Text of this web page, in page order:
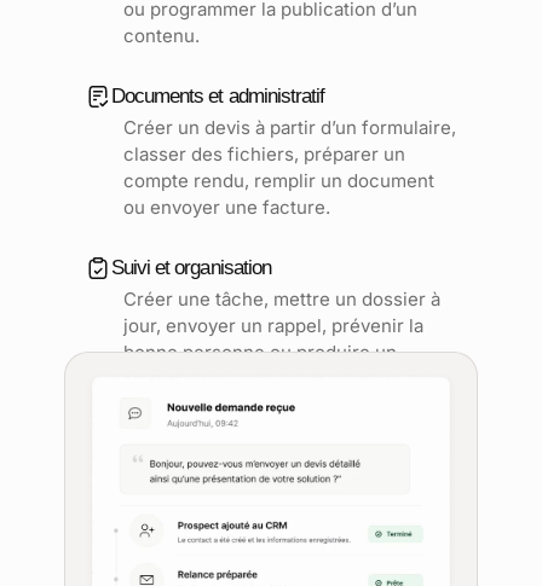
ou programmer la publication d’un
contenu.
Documents et administratif
Créer un devis à partir d’un formulaire,
classer des fichiers, préparer un
compte rendu, remplir un document
ou envoyer une facture.
Suivi et organisation
Créer une tâche, mettre un dossier à
jour, envoyer un rappel, prévenir la
bonne personne ou produire un